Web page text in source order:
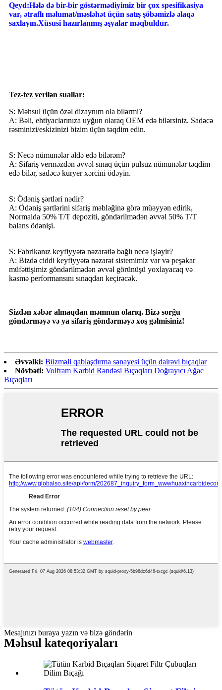
Qeyd:Hələ də bir-bir göstərmədiyimiz bir çox spesifikasiya
var, ətraflı məlumat/məsləhət üçün satış şöbəmizlə əlaqə
saxlayın.Xüsusi hazırlanmış əşyalar məqbuldur.
Tez-tez verilən suallar:
S: Məhsul üçün özəl dizaynım ola bilərmi?
A: Bəli, ehtiyaclarınıza uyğun olaraq OEM edə bilərsiniz. Sadəcə
rəsminizi/eskizinizi bizim üçün təqdim edin.
S: Necə nümunələr əldə edə bilərəm?
A: Sifariş verməzdən əvvəl sınaq üçün pulsuz nümunələr təqdim
edə bilər, sadəcə kuryer xərcini ödəyin.
S: Ödəniş şərtləri nədir?
A: Ödəniş şərtlərini sifariş məbləğinə görə müəyyən edirik,
Normalda 50% T/T depoziti, göndərilmədən əvvəl 50% T/T
balans ödənişi.
S: Fabrikanız keyfiyyətə nəzarətlə bağlı necə işləyir?
A: Bizdə ciddi keyfiyyətə nəzarət sistemimiz var və peşəkar
müfəttişimiz göndərilmədən əvvəl görünüşü yoxlayacaq və
kəsmə performansını sınaqdan keçirəcək.
Sizdən xəbər almaqdan məmnun olarıq. Bizə sorğu
göndərməyə və ya sifariş göndərməyə xoş gəlmisiniz!
Əvvəlki: Büzməli qablaşdırma sənayesi üçün dairəvi bıçaqlar
Növbəti: Volfram Karbid Rəndəsi Bıçaqları Doğrayıcı Ağac
Bıçaqları
Mesajınızı buraya yazın və bizə göndərin
Məhsul kateqoriyaları